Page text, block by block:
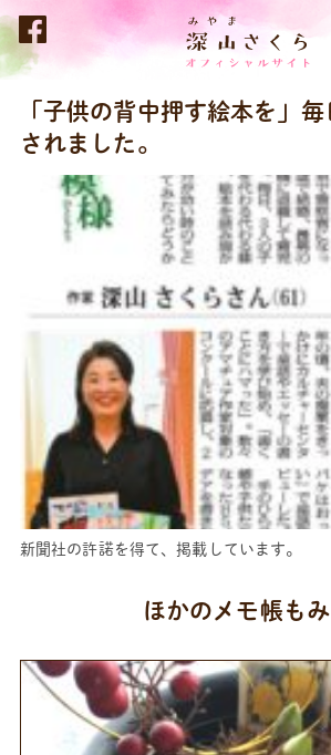
「子供の背中押す絵本を」
されました。
新聞社の許諾を得て、掲載しています。
ほかのメモ帳も